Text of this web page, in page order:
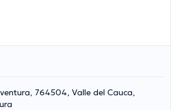
764504, Valle del Cauca,